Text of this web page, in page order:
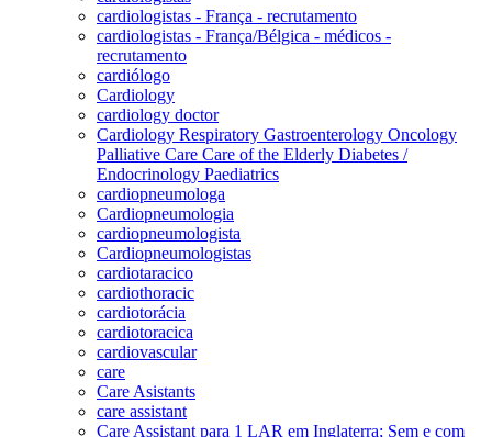
cardiologistas - França - recrutamento
cardiologistas - França/Bélgica - médicos -
recrutamento
cardiólogo
Cardiology
cardiology doctor
Cardiology Respiratory Gastroenterology Oncology
Palliative Care Care of the Elderly Diabetes /
Endocrinology Paediatrics
cardiopneumologa
Cardiopneumologia
cardiopneumologista
Cardiopneumologistas
cardiotaracico
cardiothoracic
cardiotorácia
cardiotoracica
cardiovascular
care
Care Asistants
care assistant
Care Assistant para 1 LAR em Inglaterra; Sem e com